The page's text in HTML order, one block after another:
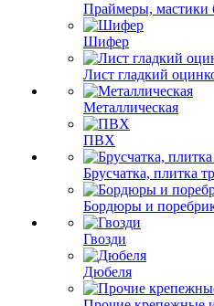
Праймеры, мастики
Шифер
Лист гладкий
Металлическая
ПВХ
Брусчатка, плитка
Бордюры и
Гвозди
Дюбеля